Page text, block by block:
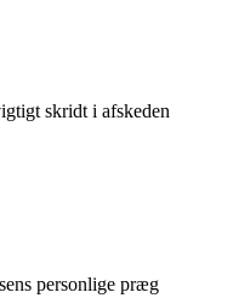
skridt i afskeden
personlige præg